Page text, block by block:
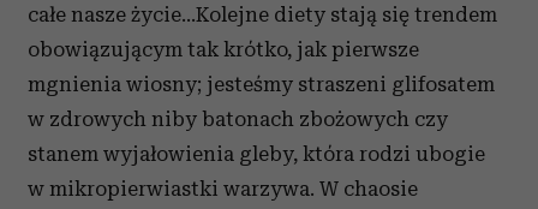
całe nasze życie...Kolejne diety stają się trendem
obowiązującym tak krótko, jak pierwsze
mgnienia wiosny; jesteśmy straszeni glifosatem
w zdrowych niby batonach zbożowych czy
stanem wyjałowienia gleby, która rodzi ubogie
w mikropierwiastki warzywa. W chaosie